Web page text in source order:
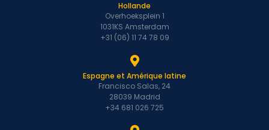
Hollande
Overhoeksplein 1
1031KS Amsterdam
+31 (06) 11 74 78 09
Espagne et Amérique latine
Francisco Salas, 24
28039 Madrid
+34 681 026 725